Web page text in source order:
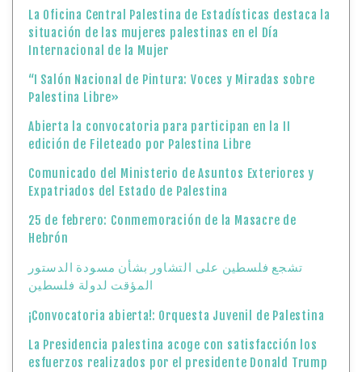
La Oficina Central Palestina de Estadísticas destaca la
situación de las mujeres palestinas en el Día
Internacional de la Mujer
“I Salón Nacional de Pintura: Voces y Miradas sobre
Palestina Libre»
Abierta la convocatoria para participan en la II
edición de Fileteado por Palestina Libre
Comunicado del Ministerio de Asuntos Exteriores y
Expatriados del Estado de Palestina
25 de febrero: Conmemoración de la Masacre de
Hebrón
تشجع فلسطين على التشاور بشأن مسودة الدستور
المؤقت لدولة فلسطين
¡Convocatoria abierta!: Orquesta Juvenil de Palestina
La Presidencia palestina acoge con satisfacción los
esfuerzos realizados por el presidente Donald Trump